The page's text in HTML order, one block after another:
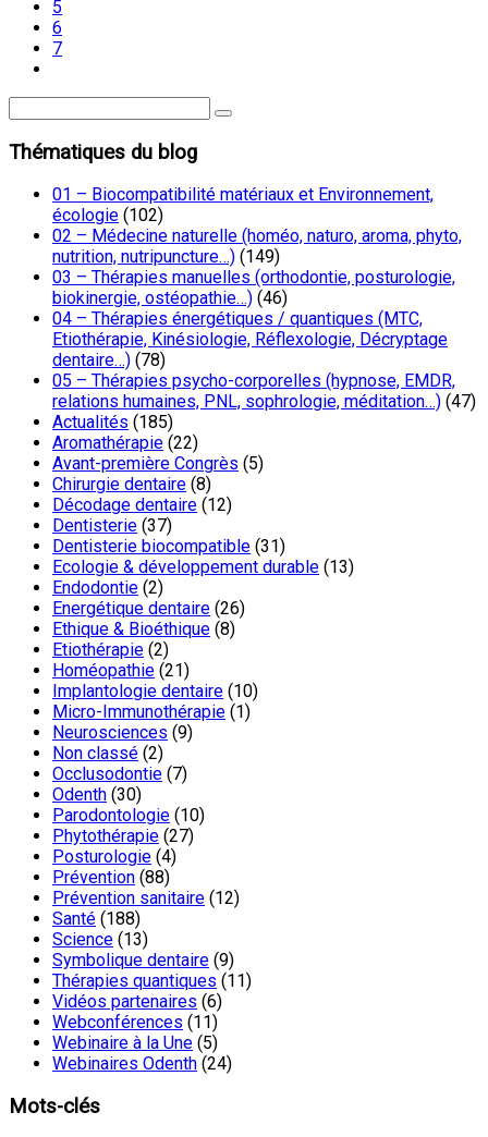
5
6
7
Thématiques du blog
01 – Biocompatibilité matériaux et Environnement,
écologie (102)
02 – Médecine naturelle (homéo, naturo, aroma, phyto,
nutrition, nutripuncture…) (149)
03 – Thérapies manuelles (orthodontie, posturologie,
biokinergie, ostéopathie…) (46)
04 – Thérapies énergétiques / quantiques (MTC,
Etiothérapie, Kinésiologie, Réflexologie, Décryptage
dentaire…) (78)
05 – Thérapies psycho-corporelles (hypnose, EMDR,
relations humaines, PNL, sophrologie, méditation…) (47)
Actualités (185)
Aromathérapie (22)
Avant-première Congrès (5)
Chirurgie dentaire (8)
Décodage dentaire (12)
Dentisterie (37)
Dentisterie biocompatible (31)
Ecologie & développement durable (13)
Endodontie (2)
Energétique dentaire (26)
Ethique & Bioéthique (8)
Etiothérapie (2)
Homéopathie (21)
Implantologie dentaire (10)
Micro-Immunothérapie (1)
Neurosciences (9)
Non classé (2)
Occlusodontie (7)
Odenth (30)
Parodontologie (10)
Phytothérapie (27)
Posturologie (4)
Prévention (88)
Prévention sanitaire (12)
Santé (188)
Science (13)
Symbolique dentaire (9)
Thérapies quantiques (11)
Vidéos partenaires (6)
Webconférences (11)
Webinaire à la Une (5)
Webinaires Odenth (24)
Mots-clés